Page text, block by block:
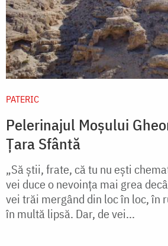
PATERIC
Pelerinajul Moșului
Țara Sfântă
„Să ştii, frate, că tu nu eşti
vei duce o nevoinţa mai grea
vei trăi mergând din loc în loc, în
în multă lipsă. Dar, de vei...